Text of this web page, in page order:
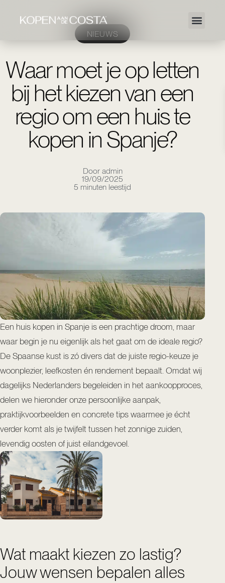
NIEUWS
Waar moet je op letten
bij het kiezen van een
regio om een huis te
kopen in Spanje?
Door admin
19/09/2025
5 minuten leestijd
Een huis kopen in Spanje is een prachtige droom, maar
waar begin je nu eigenlijk als het gaat om de ideale regio?
De Spaanse kust is zó divers dat de juiste regio-keuze je
woonplezier, leefkosten én rendement bepaalt. Omdat wij
dagelijks Nederlanders begeleiden in het aankoopproces,
delen we hieronder onze persoonlijke aanpak,
praktijkvoorbeelden en concrete tips waarmee je écht
verder komt als je twijfelt tussen het zonnige zuiden,
levendig oosten of juist eilandgevoel.
Wat maakt kiezen zo lastig?
Jouw wensen bepalen alles